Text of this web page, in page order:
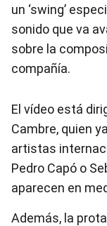
un ‘swing’
sonido que va
sobre la
compañía.
El vídeo está
Cambre, quien
artistas
Pedro Capó o
aparecen en
Además, la